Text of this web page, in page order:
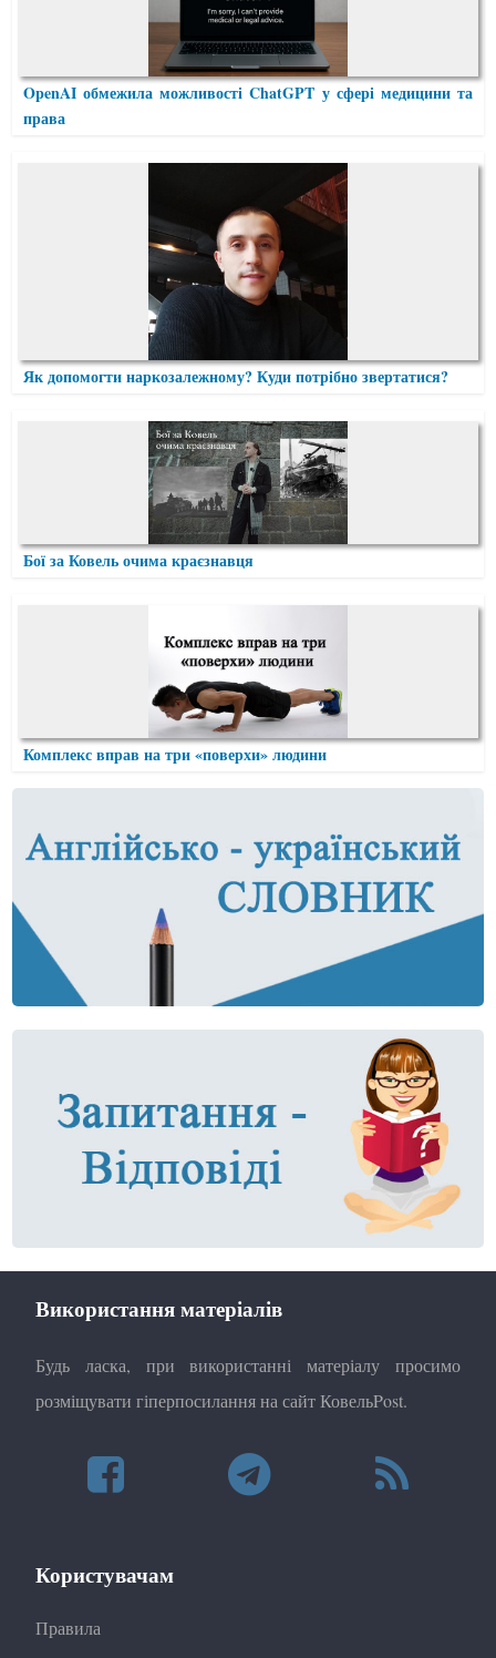
OpenAI обмежила можливості ChatGPT у сфері медицини та
права
Як допомогти наркозалежному? Куди потрібно звертатися?
Бої за Ковель очима краєзнавця
Комплекс вправ на три «поверхи» людини
Використання матеріалів
Будь ласка, при використанні матеріалу просимо
розміщувати гіперпосилання на сайт КовельPost.
Користувачам
Правила